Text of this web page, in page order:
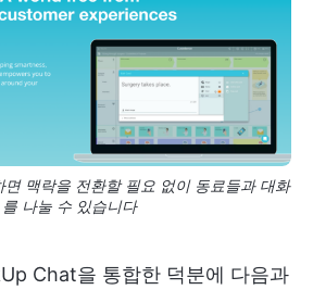
맥락을 전환할 필요 없이 동료들과 대화
를 나눌 수 있습니다
Chat을 통합한 덕분에 다음과